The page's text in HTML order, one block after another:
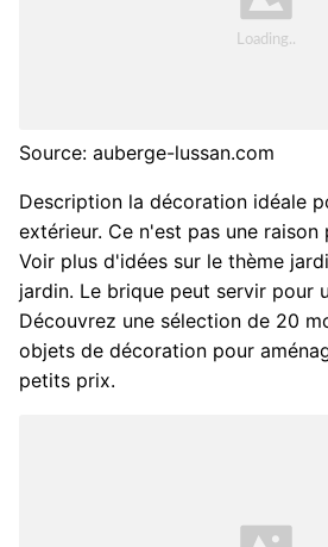
Source: auberge-lussan.com
Description la décoration idéale
extérieur. Ce n'est pas une raison
Voir plus d'idées sur le thème
jardin. Le brique peut servir pour
Découvrez une sélection de 20
objets de décoration pour
petits prix.